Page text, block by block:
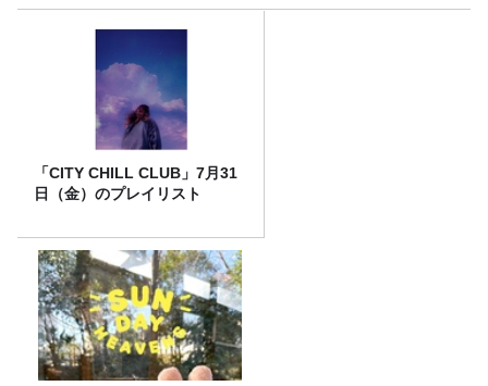
「CITY CHILL CLUB」7月31
日（金）のプレイリスト